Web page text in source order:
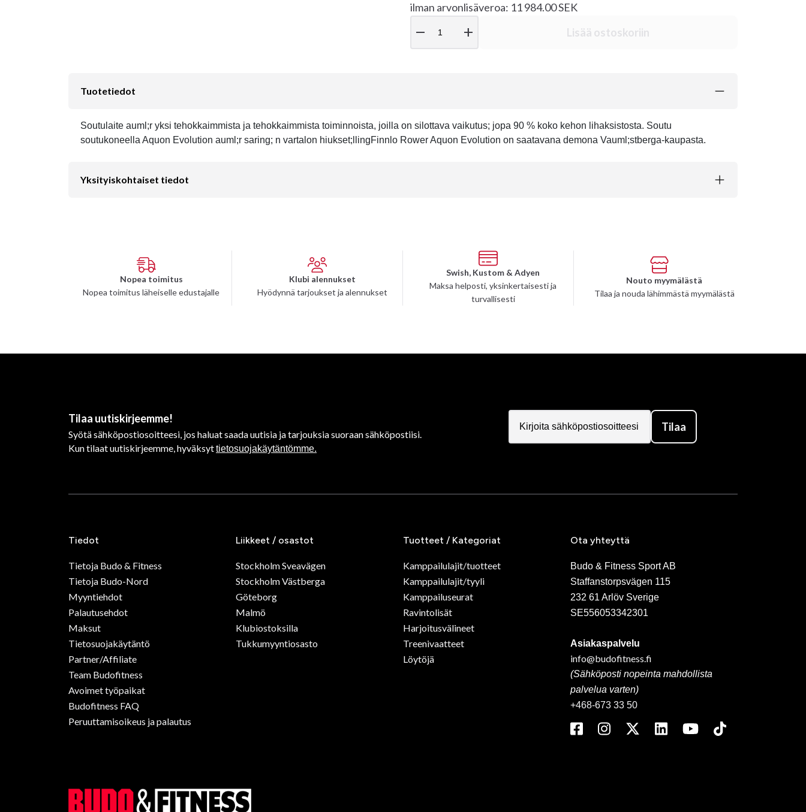
ilman arvonlisäveroa: 11 984.00 SEK
remove add Lisää ostoskoriin
Tuotetiedot
Soutulaite auml;r yksi tehokkaimmista ja tehokkaimmista toiminnoista, joilla on silottava vaikutus; jopa 90 % koko kehon lihaksistosta. Soutu
soutukoneella Aquon Evolution auml;r saring; n vartalon hiukset;llingFinnlo Rower Aquon Evolution on saatavana demona Vauml;stberga-kaupasta.
Yksityiskohtaiset tiedot
Nopea toimitus
Nopea toimitus läheiselle edustajalle
Klubi alennukset
Hyödynnä tarjoukset ja alennukset
Swish, Kustom & Adyen
Maksa helposti, yksinkertaisesti ja
turvallisesti
Nouto myymälästä
Tilaa ja nouda lähimmästä myymälästä
Tilaa uutiskirjeemme!
Syötä sähköpostiosoitteesi, jos haluat saada uutisia ja tarjouksia suoraan sähköpostiisi.
Kun tilaat uutiskirjeemme, hyväksyttietosuojakäytäntömme.
Tilaa
Tiedot
Tietoja Budo & Fitness
Tietoja Budo-Nord
Myyntiehdot
Palautusehdot
Maksut
Tietosuojakäytäntö
Partner/Affiliate
Team Budofitness
Avoimet työpaikat
Budofitness FAQ
Peruuttamisoikeus ja palautus
Liikkeet / osastot
Stockholm Sveavägen
Stockholm Västberga
Göteborg
Malmö
Klubiostoksilla
Tukkumyyntiosasto
Tuotteet / Kategoriat
Kamppailulajit/tuotteet
Kamppailulajit/tyyli
Kamppailuseurat
Ravintolisät
Harjoitusvälineet
Treenivaatteet
Löytöjä
Ota yhteyttä
Budo & Fitness Sport AB
Staffanstorpsvägen 115
232 61 Arlöv Sverige
SE556053342301
Asiakaspalvelu
info@budofitness.fi
(Sähköposti nopeinta mahdollista
palvelua varten)
+468-673 33 50